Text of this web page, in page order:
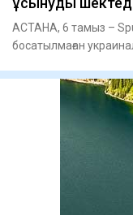
АСТАНА, 6 тамыз –
босатылмаған